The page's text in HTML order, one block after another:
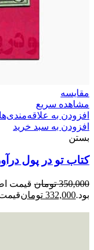
مقایسه
مشاهده سریع
افزودن به علاقه‌مندی‌ها
افزودن به سبد خرید
بستن
کتاب تو در پول
350,000 تومان
بود.332,000 تومانقیمت